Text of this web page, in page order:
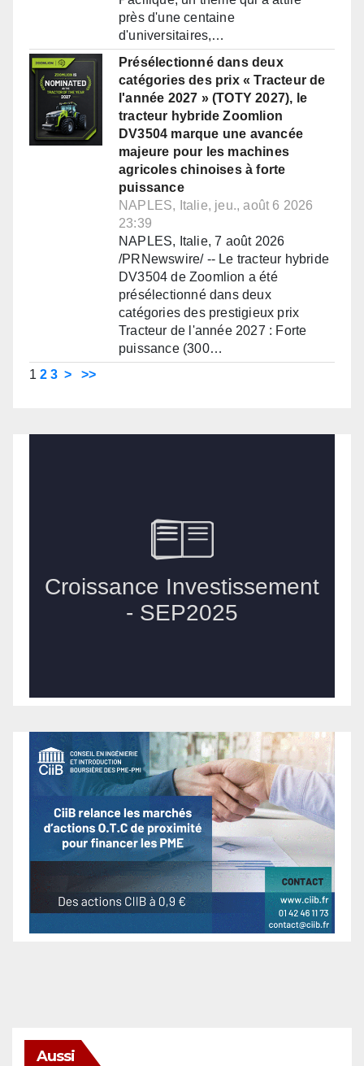
près d'une centaine
d'universitaires,…
Présélectionné dans deux
catégories des prix « Tracteur de
l'année 2027 » (TOTY 2027), le
tracteur hybride Zoomlion
DV3504 marque une avancée
majeure pour les machines
agricoles chinoises à forte
puissance
NAPLES, Italie, jeu., août 6 2026
23:39
NAPLES, Italie, 7 août 2026
/PRNewswire/ -- Le tracteur hybride
DV3504 de Zoomlion a été
présélectionné dans deux
catégories des prestigieux prix
Tracteur de l'année 2027 : Forte
puissance (300…
1 2 3 > >>
Aussi